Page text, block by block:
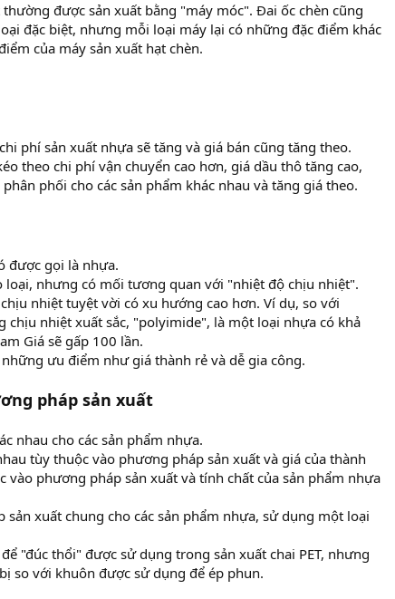
được sản xuất bằng "máy móc". Đai ốc chèn cũng
đặc biệt, nhưng mỗi loại máy lại có những đặc điểm khác
của máy sản xuất hạt chèn.
phí sản xuất nhựa sẽ tăng và giá bán cũng tăng theo.
theo chi phí vận chuyển cao hơn, giá dầu thô tăng cao,
phối cho các sản phẩm khác nhau và tăng giá theo.
được gọi là nhựa.
loại, nhưng có mối tương quan với "nhiệt độ chịu nhiệt".
nhiệt tuyệt vời có xu hướng cao hơn. Ví dụ, so với
chịu nhiệt xuất sắc, "polyimide", là một loại nhựa có khả
Giá sẽ gấp 100 lần.
ưu điểm như giá thành rẻ và dễ gia công.
pháp sản xuất
nhau cho các sản phẩm nhựa.
tùy thuộc vào phương pháp sản xuất và giá của thành
vào phương pháp sản xuất và tính chất của sản phẩm nhựa
xuất chung cho các sản phẩm nhựa, sử dụng một loại
"đúc thổi" được sử dụng trong sản xuất chai PET, nhưng
so với khuôn được sử dụng để ép phun.